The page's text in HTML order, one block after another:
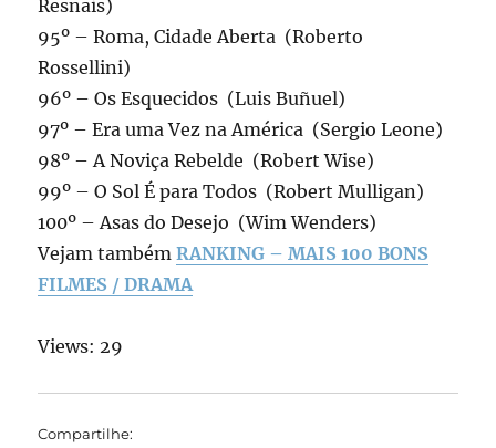
Resnais)
95º – Roma, Cidade Aberta (Roberto
Rossellini)
96º – Os Esquecidos (Luis Buñuel)
97º – Era uma Vez na América (Sergio Leone)
98º – A Noviça Rebelde (Robert Wise)
99º – O Sol É para Todos (Robert Mulligan)
100º – Asas do Desejo (Wim Wenders)
Vejam tambémRANKING – MAIS 100 BONS
FILMES / DRAMA
Views: 29
Compartilhe: